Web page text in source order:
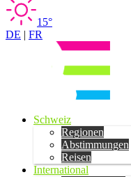
15°
DE | FR
Schweiz
Regionen
Abstimmungen
Reisen
International